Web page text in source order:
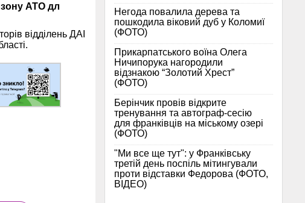
зону АТО дл
відділень ДАІ
Негода повалила дерева та
пошкодила віковий дуб у Коломиї
(ФОТО)
Прикарпатського воїна Олега
Ничипорука нагородили
відзнакою “Золотий Хрест”
(ФОТО)
Берінчик провів відкрите
тренування та автограф-сесію
для франківців на міському озері
(ФОТО)
"Ми все ще тут": у Франківську
третій день поспіль мітингували
проти відставки Федорова (ФОТО,
ВІДЕО)